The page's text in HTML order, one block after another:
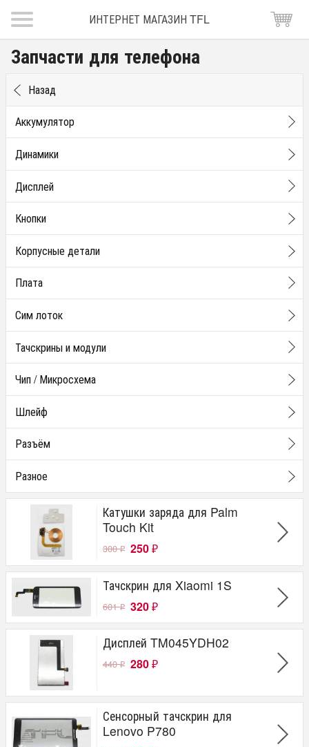
ИНТЕРНЕТ МАГАЗИН TFL
Запчасти для телефона
Назад
Аккумулятор
Динамики
Дисплей
Кнопки
Корпусные детали
Плата
Сим лоток
Тачскрины и модули
Чип / Микросхема
Шлейф
Разъём
Разное
Катушки заряда для Palm
Touch Kit
300₽ 250 ₽
Тачскрин для Xiaomi 1S
601₽ 320 ₽
Дисплей TM045YDH02
440₽ 280 ₽
Сенсорный тачскрин для
Lenovo P780